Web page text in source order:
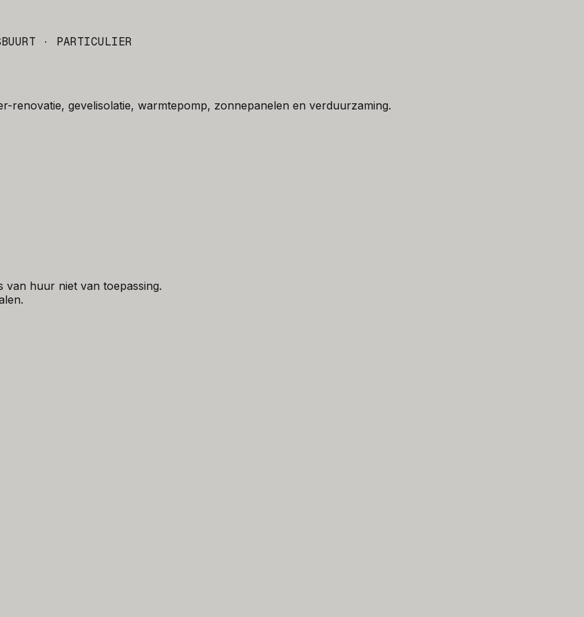
· PARTICULIER
renovatie, gevelisolatie, warmtepomp, zonnepanelen en verduurzaming.
van huur niet van toepassing.